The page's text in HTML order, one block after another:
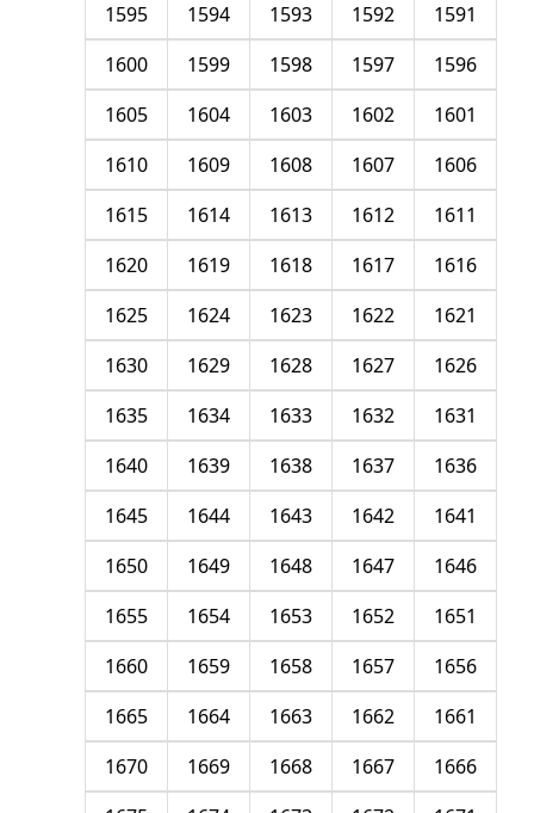
1591
1592
1593
1594
1595
1596
1597
1598
1599
1600
1601
1602
1603
1604
1605
1606
1607
1608
1609
1610
1611
1612
1613
1614
1615
1616
1617
1618
1619
1620
1621
1622
1623
1624
1625
1626
1627
1628
1629
1630
1631
1632
1633
1634
1635
1636
1637
1638
1639
1640
1641
1642
1643
1644
1645
1646
1647
1648
1649
1650
1651
1652
1653
1654
1655
1656
1657
1658
1659
1660
1661
1662
1663
1664
1665
1666
1667
1668
1669
1670